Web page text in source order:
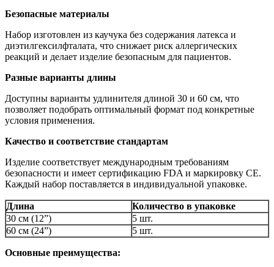
Безопасные материалы
Набор изготовлен из каучука без содержания латекса и
диэтилгексилфталата, что снижает риск аллергических
реакций и делает изделие безопасным для пациентов.
Разные варианты длины
Доступны варианты удлинителя длиной 30 и 60 см, что
позволяет подобрать оптимальный формат под конкретные
условия применения.
Качество и соответствие стандартам
Изделие соответствует международным требованиям
безопасности и имеет сертификацию FDA и маркировку CE.
Каждый набор поставляется в индивидуальной упаковке.
Длина
Количество в упаковке
30 см (12”)
5 шт.
60 см (24”)
5 шт.
Основные преимущества: